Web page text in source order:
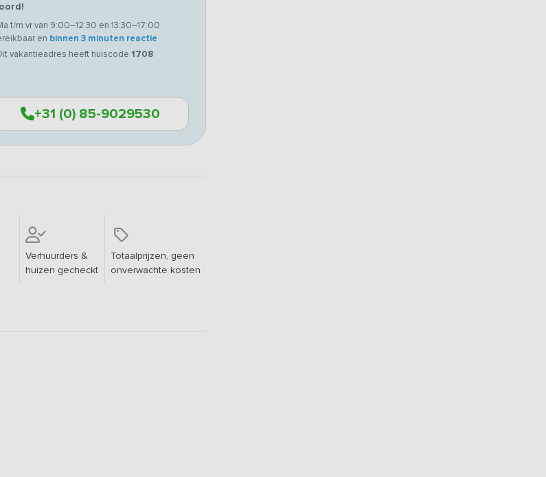
t/m vr van 9:00–12:30 en 13:30–17:00
en binnen 3 minuten reactie
vakantieadres heeft huiscode 1708
+31 (0) 85-9029530
Verhuurders &
huizen gecheckt
Totaalprijzen, geen
onverwachte kosten